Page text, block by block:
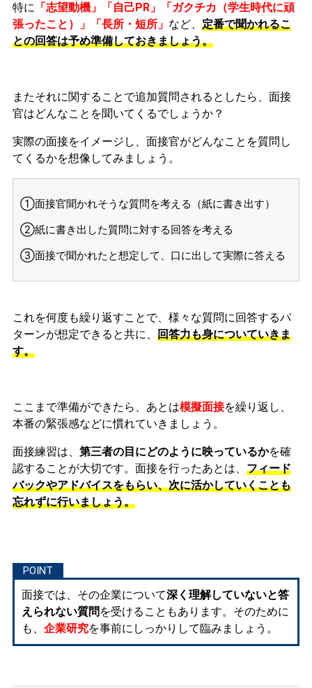
特に 「志望動機」「自己PR」「ガクチカ（学生時代に頑
張ったこと）」「長所・短所」 など、 定番で聞かれるこ
との回答は予め準備しておきましょう。
またそれに関することで追加質問されるとしたら、面接
官はどんなことを聞いてくるでしょうか？
実際の面接をイメージし、面接官がどんなことを質問し
てくるかを想像してみましょう。
①面接官聞かれそうな質問を考える（紙に書き出す）
②紙に書き出した質問に対する回答を考える
③面接で聞かれたと想定して、口に出して実際に答える
これを何度も繰り返すことで、様々な質問に回答するパ
ターンが想定できると共に、 回答力も身についていきま
す。
ここまで準備ができたら、あとは模擬面接を繰り返し、
本番の緊張感などに慣れていきましょう。
面接練習は、 第三者の目にどのように映っているかを確
認することが大切です。面接を行ったあとは、 フィード
バックやアドバイスをもらい、次に活かしていくことも
忘れずに行いましょう。
面接では、その企業について深く理解していないと答
えられない質問 を受けることもあります。そのために
も、 企業研究を事前にしっかりして臨みましょう。